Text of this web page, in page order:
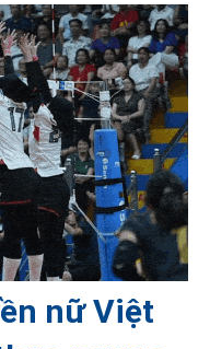
nữ Việt